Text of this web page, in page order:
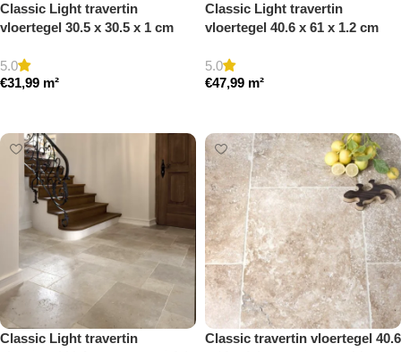
Classic Light travertin
vloertegel 30.5 x 30.5 x 1 cm
5.0
€31,99 m²
Classic Light travertin
vloertegel 40.6 x 61 x 1.2 cm
5.0
€47,99 m²
Classic Light travertin
Classic travertin vloertegel 40.6